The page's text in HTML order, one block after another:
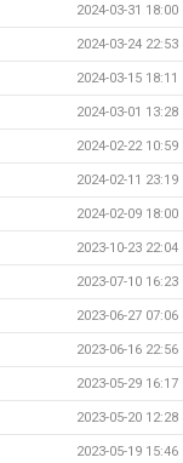
2024-03-31 18:00
2024-03-24 22:53
2024-03-15 18:11
2024-03-01 13:28
2024-02-22 10:59
2024-02-11 23:19
2024-02-09 18:00
2023-10-23 22:04
2023-07-10 16:23
2023-06-27 07:06
2023-06-16 22:56
2023-05-29 16:17
2023-05-20 12:28
2023-05-19 15:46